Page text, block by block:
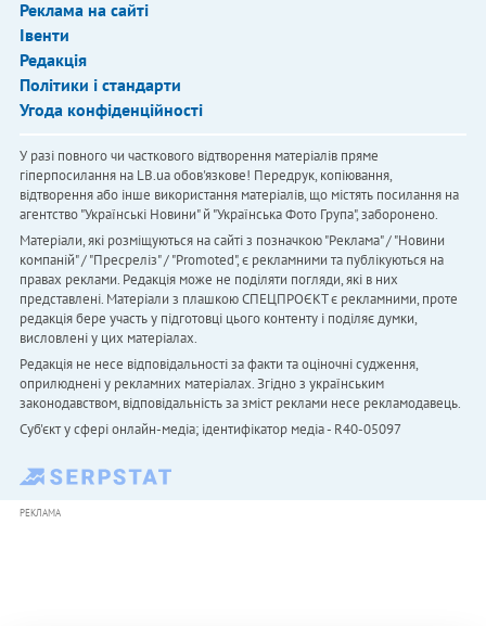
Реклама на сайті
Івенти
Редакція
Політики і стандарти
Угода конфіденційності
У разі повного чи часткового відтворення матеріалів пряме
гіперпосилання на LB.ua обов'язкове! Передрук, копіювання,
відтворення або інше використання матеріалів, що містять посилання на
агентство "Українськi Новини" й "Українська Фото Група", заборонено.
Матеріали, які розміщуються на сайті з позначкою "Реклама" / "Новини
компаній" / "Пресреліз" / "Promoted", є рекламними та публікуються на
правах реклами. Редакція може не поділяти погляди, які в них
представлені. Матеріали з плашкою СПЕЦПРОЄКТ є рекламними, проте
редакція бере участь у підготовці цього контенту і поділяє думки,
висловлені у цих матеріалах.
Редакція не несе відповідальності за факти та оціночні судження,
оприлюднені у рекламних матеріалах. Згідно з українським
законодавством, відповідальність за зміст реклами несе рекламодавець.
Cуб'єкт у сфері онлайн-медіа; ідентифікатор медіа - R40-05097
РЕКЛАМА